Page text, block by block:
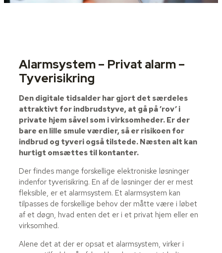
Alarmsystem – Privat alarm –
Tyverisikring
Den digitale tidsalder har gjort det særdeles
attraktivt for indbrudstyve, at gå på ’rov’ i
private hjem såvel som i virksomheder. Er der
bare en lille smule værdier, så er risikoen for
indbrud og tyveri også tilstede. Næsten alt kan
hurtigt omsættes til kontanter.
Der findes mange forskellige elektroniske løsninger
indenfor tyverisikring. En af de løsninger der er mest
fleksible, er et alarmsystem. Et alarmsystem kan
tilpasses de forskellige behov der måtte være i løbet
af et døgn, hvad enten det er i et privat hjem eller en
virksomhed.
Alene det at der er opsat et alarmsystem, virker i